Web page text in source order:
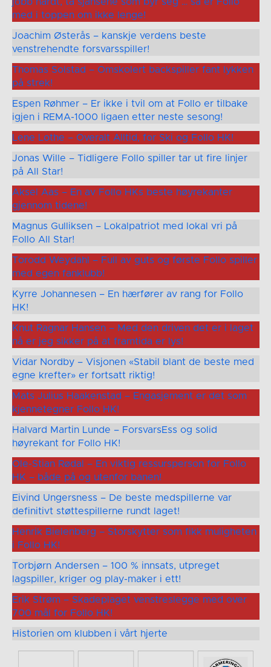
med i toppen om ikke lenge!
Joachim Østerås – kanskje verdens beste
venstrehendte forsvarsspiller!
Thomas Solstad – Omskolert backspiller fant lykken
på strek!
Espen Røhmer – Er ikke i tvil om at Follo er tilbake
igjen i REMA-1000 ligaen etter neste sesong!
Lene Lothe – Overalt Alltid, for Ski og Follo HK!
Jonas Wille – Tidligere Follo spiller tar ut fire linjer
på All Star!
Aksel Aas – En av Follo HKs beste høyrekanter
gjennom tidene!
Magnus Gulliksen – Lokalpatriot med lokal vri på
Follo All Star!
Torodd Weydahl – Full av guts og første Follo spiller
med egen fanklubb!
Kyrre Johannesen – En hærfører av rang for Follo
HK!
Knut Ragnar Hansen – Med den driven det er i laget
nå er jeg sikker på at framtida er lys!
Vidar Nordby – Visjonen «Stabil blant de beste med
egne krefter» er fortsatt riktig!
Mats Julius Haakenstad – Engasjement er det som
kjennetegner Follo HK!
Halvard Martin Lunde – ForsvarsEss og solid
høyrekant for Follo HK!
Ole-Stian Rødal – En viktig ressursperson for Follo
HK – både på og utenfor banen!
Eivind Ungersness – De beste medspillerne var
definitivt støttespillerne rundt laget!
Henrik Bielenberg – Storskytter som fikk muligheten
i Follo HK!
Torbjørn Andersen – 100 % innsats, utpreget
lagspiller, kriger og play-maker i ett!
Erik Strøm – Skadeplaget venstreslegge med over
700 mål for Follo HK!
Historien om klubben i vårt hjerte